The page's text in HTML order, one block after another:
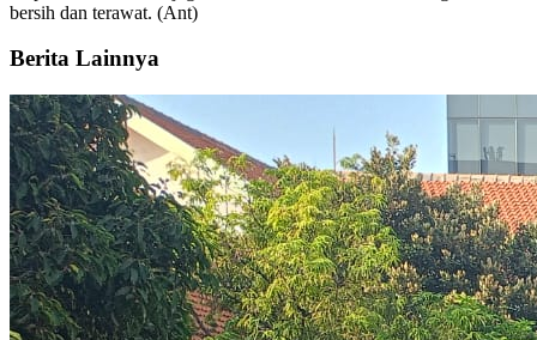
bersih dan terawat. (Ant)
Berita Lainnya